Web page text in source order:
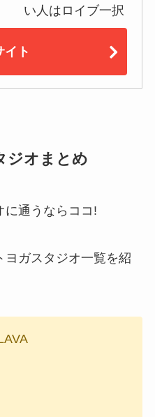
い人はロイブ一択
イト
ジオまとめ
に通うならココ!
ヨガスタジオ一覧を紹